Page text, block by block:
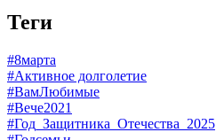
Теги
#8марта
#Активное долголетие
#ВамЛюбимые
#Вече2021
#Год_Защитника_Отечества_2025